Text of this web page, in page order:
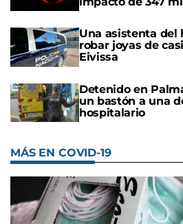
Una asistenta del
robar joyas de
Eivissa
Detenido en
un bastón a una
hospitalario
MÁS EN COVID-19